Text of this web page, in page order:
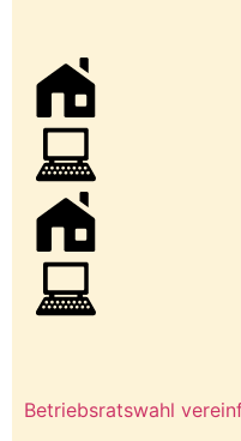
Betriebsratswahl